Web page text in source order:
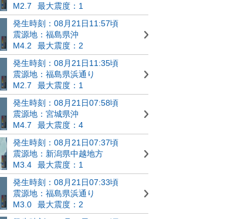
M2.7
最大震度：1
発生時刻：08月21日11:57頃
震源地：福島県沖
M4.2
最大震度：2
発生時刻：08月21日11:35頃
震源地：福島県浜通り
M2.7
最大震度：1
発生時刻：08月21日07:58頃
震源地：宮城県沖
M4.7
最大震度：4
発生時刻：08月21日07:37頃
震源地：新潟県中越地方
M3.4
最大震度：1
発生時刻：08月21日07:33頃
震源地：福島県浜通り
M3.0
最大震度：2